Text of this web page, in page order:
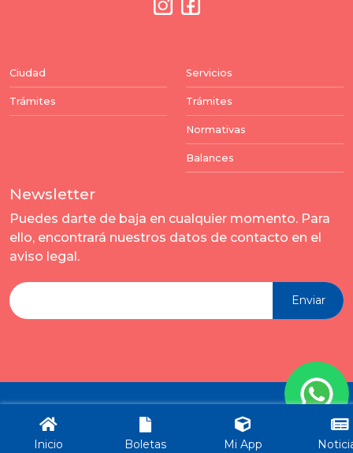
Ciudad
Trámites
Servicios
Trámites
Normativas
Balances
Newsletter
Puedes darte de baja en cualquier momento. Para
ello, encontrará nuestros datos de contacto en el
aviso legal.
Enviar
Todos los derechos reservados por Municipalidad Rincón -
ver términos y condiciones
Inicio
Boletas Mi App